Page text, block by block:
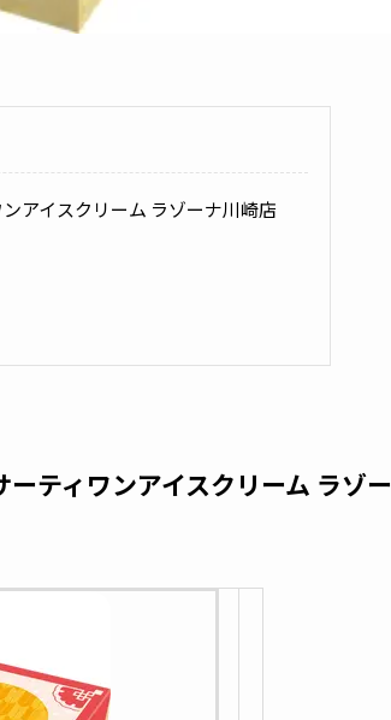
アイスクリーム ラゾーナ川崎店
ティワンアイスクリーム ラゾー